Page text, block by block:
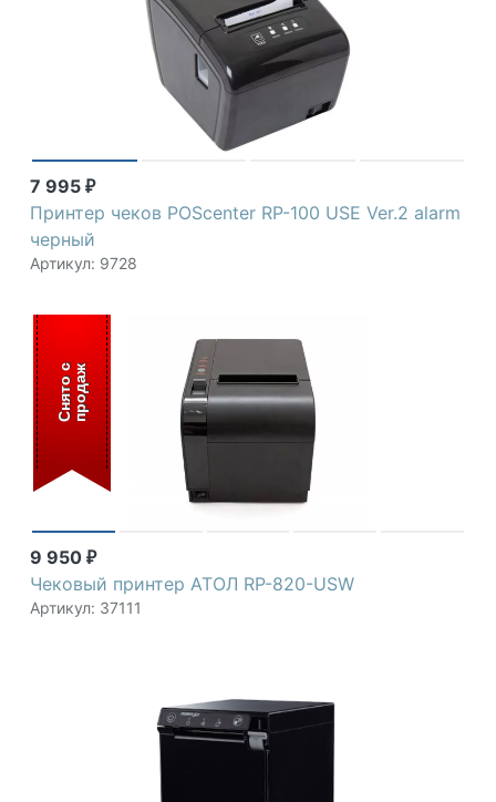
7 995 ₽
Принтер чеков POScenter RP-100 USE Ver.2 alarm
черный
Артикул: 9728
9 950 ₽
Чековый принтер АТОЛ RP-820-USW
Артикул: 37111
С
н
я
т
о
с
п
р
о
д
аж